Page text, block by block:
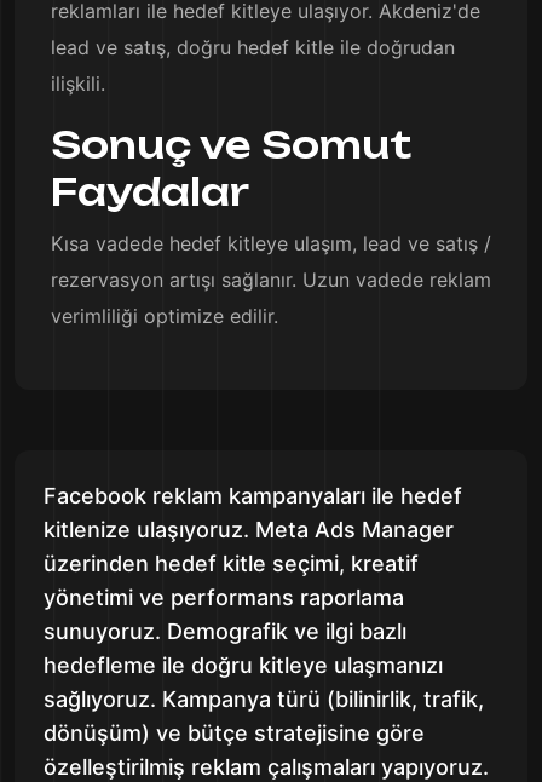
reklamları ile hedef kitleye ulaşıyor. Akdeniz'de
lead ve satış, doğru hedef kitle ile doğrudan
ilişkili.
Sonuç ve Somut
Faydalar
Kısa vadede hedef kitleye ulaşım, lead ve satış /
rezervasyon artışı sağlanır. Uzun vadede reklam
verimliliği optimize edilir.
Facebook reklam kampanyaları ile hedef
kitlenize ulaşıyoruz. Meta Ads Manager
üzerinden hedef kitle seçimi, kreatif
yönetimi ve performans raporlama
sunuyoruz. Demografik ve ilgi bazlı
hedefleme ile doğru kitleye ulaşmanızı
sağlıyoruz. Kampanya türü (bilinirlik, trafik,
dönüşüm) ve bütçe stratejisine göre
özelleştirilmiş reklam çalışmaları yapıyoruz.